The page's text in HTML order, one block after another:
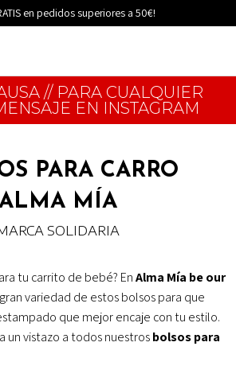
en pedidos superiores a 50€!
// PARA CUALQUIER
EN INSTAGRAM
PARA CARRO
MÍA
SOLIDARIA
tu carrito de bebé? EnAlma Mía be our
variedad de estos bolsos para que
que mejor encaje con tu estilo.
un vistazo a todos nuestrosbolsos para